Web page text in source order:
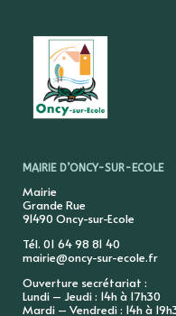
MAIRIE D’ONCY-SUR-ECOLE
Mairie
Grande Rue
91490 Oncy-sur-Ecole
Tél. 01 64 98 81 40
mairie@oncy-sur-ecole.fr
Ouverture secrétariat :
Lundi – Jeudi : 14h à 17h30
Mardi – Vendredi : 14h à